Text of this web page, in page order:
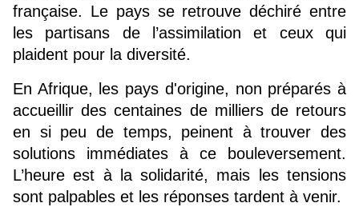
française. Le pays se retrouve déchiré entre
les partisans de l’assimilation et ceux qui
plaident pour la diversité.
En Afrique, les pays d'origine, non préparés à
accueillir des centaines de milliers de retours
en si peu de temps, peinent à trouver des
solutions immédiates à ce bouleversement.
L’heure est à la solidarité, mais les tensions
sont palpables et les réponses tardent à venir.